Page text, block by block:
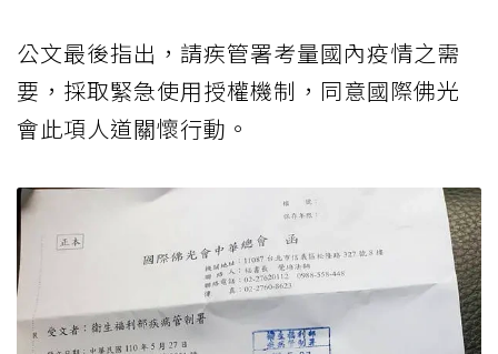
公文最後指出，請疾管署考量國內疫情之需
要，採取緊急使用授權機制，同意國際佛光
會此項人道關懷行動。